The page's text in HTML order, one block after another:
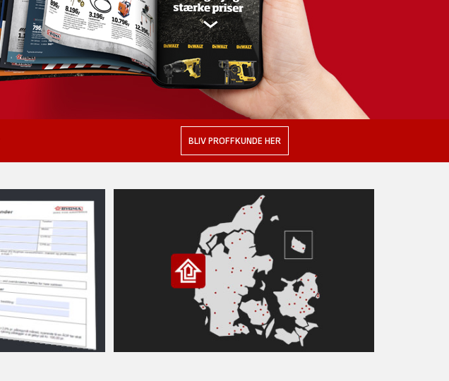
BLIV PROFFKUNDE HER